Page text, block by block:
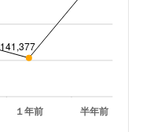
１年前 半年前
141,377